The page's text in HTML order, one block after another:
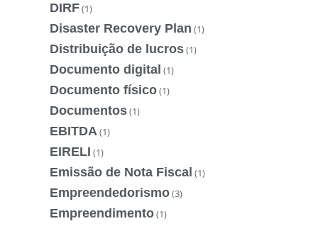
DIRF(1)
Disaster Recovery Plan (1)
Distribuição de lucros(1)
Documento digital (1)
Documento físico(1)
Documentos(1)
EBITDA(1)
EIRELI (1)
Emissão de Nota Fiscal (1)
Empreendedorismo(3)
Empreendimento(1)